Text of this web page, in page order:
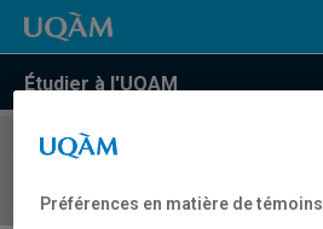
Étudier à l'UQAM
COURS//
Préférences en matière de témoins